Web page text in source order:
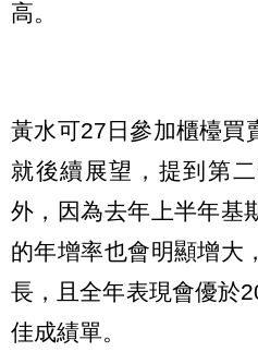
高。
黃水可27日參加櫃檯買
就後續展望，提到第
外，因為去年上半年基
的年增率也會明顯增大
長，且全年表現會優於
佳成績單。